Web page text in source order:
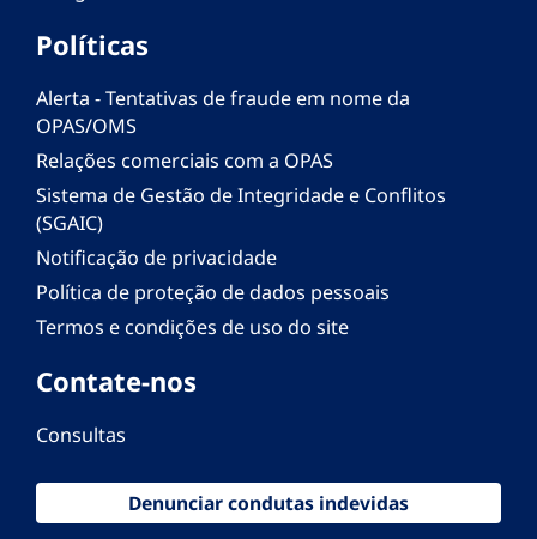
Políticas
Alerta - Tentativas de fraude em nome da
OPAS/OMS
Relações comerciais com a OPAS
Sistema de Gestão de Integridade e Conflitos
(SGAIC)
Notificação de privacidade
Política de proteção de dados pessoais
Termos e condições de uso do site
Contate-nos
Consultas
Denunciar condutas indevidas